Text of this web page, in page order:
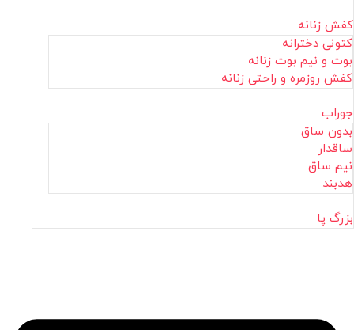
کفش زنانه
کتونی دخترانه
بوت و نیم بوت زنانه
کفش روزمره و راحتی زنانه
جوراب
بدون ساق
ساقدار
نیم ساق
هدبند
بزرگ پا